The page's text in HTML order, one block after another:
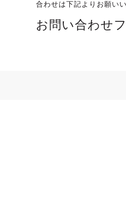
合わせは下記よりお願い
お問い合わせ